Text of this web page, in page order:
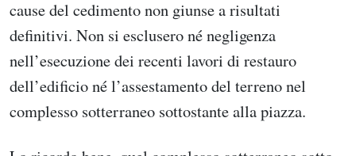
cause del cedimento non giunse a risultati
definitivi. Non si esclusero né negligenza
nell’esecuzione dei recenti lavori di restauro
dell’edificio né l’assestamento del terreno nel
complesso sotterraneo sottostante alla piazza.